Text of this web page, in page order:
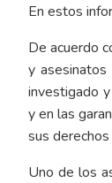
En estos
De acuerdo
y
investigado
y en las
sus
Uno de los